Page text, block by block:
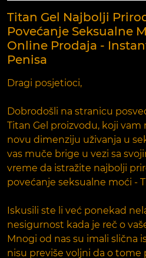
Titan Gel Najbolji
Povećanje Seksualne
Online Prodaja -
Penisa
Dragi posjetioci,
Dobrodošli na stranicu
Titan Gel proizvodu, koji
novu dimenziju uživanja u
vas muče brige u vezi sa
vreme da istražite najbolji
povećanje seksualne moći -
Iskusili ste li već ponekad
nesigurnost kada je reč o
Mnogi od nas su imali slična
nisu previše voljni da o tome